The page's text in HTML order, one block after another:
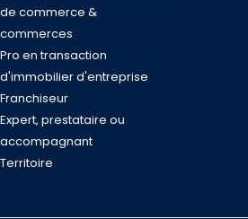
de commerce &
commerces
Pro en transaction
d'immobilier d'entreprise
Franchiseur
Expert, prestataire ou
accompagnant
Territoire